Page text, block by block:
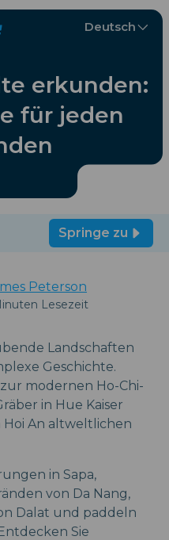
Deutsch
erkunden:
für jeden
Springe zu
Peterson
Lesezeit
Landschaften
Geschichte.
modernen Ho-Chi-
in Hue Kaiser
An altweltlichen
in Sapa,
von Da Nang,
Dalat und paddeln
Sie